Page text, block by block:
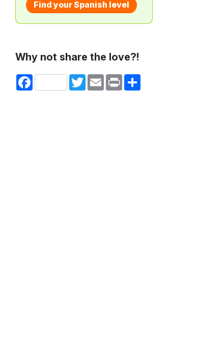
Find your Spanish level
Why not share the love?!
Facebook TwitterEmail Print Share